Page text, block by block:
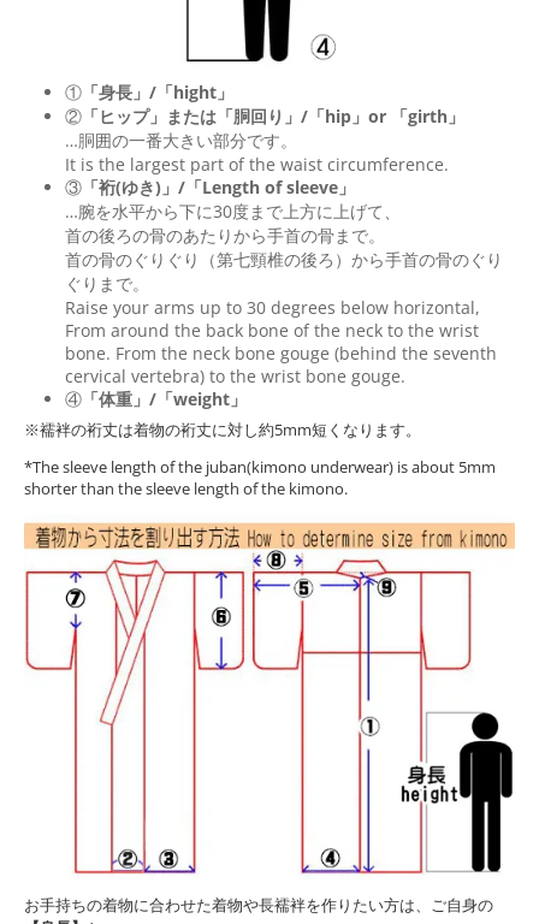
① 「身長」/「hight」
② 「ヒップ」または「胴回り」/「hip 」or 「girth 」
…胴囲の一番大きい部分です。
It is the largest part of the waist circumference.
③ 「裄(ゆき)」/「Length of sleeve」
…腕を水平から下に30度まで上方に上げて、
首の後ろの骨のあたりから手首の骨まで。
首の骨のぐりぐり（第七頸椎の後ろ）から手首の骨のぐり
ぐりまで。
Raise your arms up to 30 degrees below horizontal,
From around the back bone of the neck to the wrist
bone. From the neck bone gouge (behind the seventh
cervical vertebra) to the wrist bone gouge.
④ 「体重」/「weight」
※襦袢の裄丈は着物の裄丈に対し約5mm短くなります。
*The sleeve length of the juban(kimono underwear) is about 5mm
shorter than the sleeve length of the kimono.
お手持ちの着物に合わせた着物や長襦袢を作りたい方は、ご自身の